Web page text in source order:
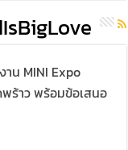
าน MINI Expo
ร้าว พร้อมข้อเสนอ